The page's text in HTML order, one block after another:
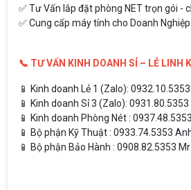
✅ Tư Vấn lắp đặt phòng NET trọn gói -
✅ Cung cấp máy tính cho Doanh Nghiệp
📞 TƯ VẤN KINH DOANH SỈ – LẺ LINH
📱 Kinh doanh Lẻ 1 (Zalo):
📱 Kinh doanh Sỉ 3 (Zalo):
📱 Kinh doanh Phòng Nét :
📱 Bộ phận Kỹ Thuật : 0933.74.5353
📱 Bộ phận Bảo Hành : 0908.82.5353